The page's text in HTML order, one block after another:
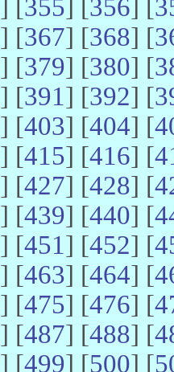
] [355] [356] [
] [367] [368] [
] [379] [380] [
] [391] [392] [
] [403] [404] [
] [415] [416] [
] [427] [428] [
] [439] [440] [
] [451] [452] [
] [463] [464] [
] [475] [476] [
] [487] [488] [
] [499] [500] [